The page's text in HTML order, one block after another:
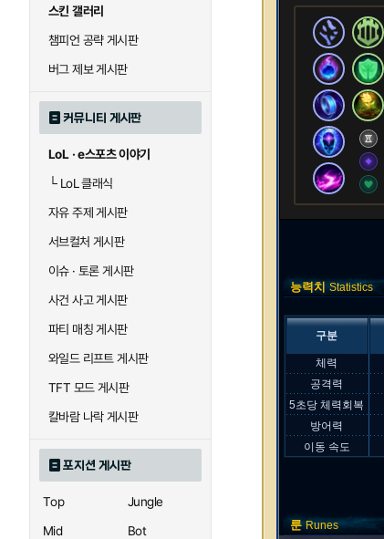
스킨 갤러리
챔피언 공략 게시판
버그 제보 게시판
커뮤니티 게시판
LoL · e스포츠 이야기
└LoL 클래식
자유 주제 게시판
서브컬처 게시판
이슈 · 토론 게시판
사건 사고 게시판
파티 매칭 게시판
와일드 리프트 게시판
TFT 모드 게시판
칼바람 나락 게시판
포지션 게시판
Top
Jungle
Mid
Bot
능력치 Statistics
구분
체력
공격력
5초당 체력회복
방어력
이동 속도
룬Runes